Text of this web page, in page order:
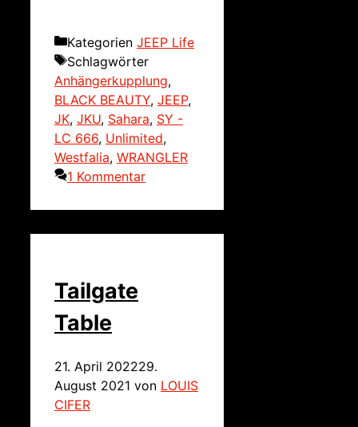
Kategorien JEEP Life
Schlagwörter
Anhängerkupplung,
BLACK BEAUTY, JEEP,
JK, JKU, Sahara, SY -
LC 666, Unlimited,
Westfalia, WRANGLER
1 Kommentar
Tailgate
Table
21. April 202229.
August 2021 von LOUIS
CIFER